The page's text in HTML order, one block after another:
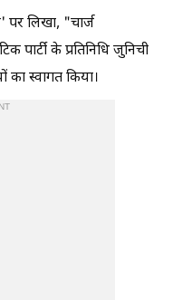
पर लिखा, "चार्ज
के प्रतिनिधि जुनिची
स्वागत किया।